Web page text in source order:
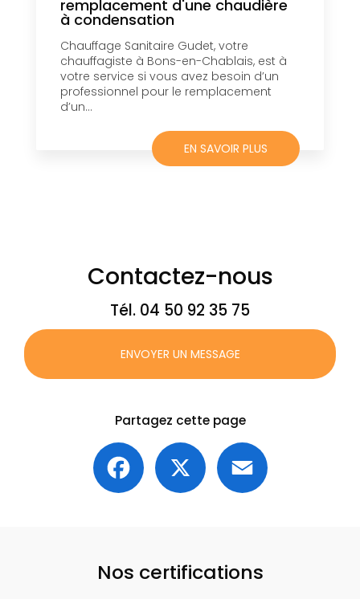
remplacement d'une chaudière
à condensation
Chauffage Sanitaire Gudet, votre
chauffagiste à Bons-en-Chablais, est à
votre service si vous avez besoin d’un
professionnel pour le remplacement
d’un...
EN SAVOIR PLUS
Contactez-nous
Tél. 04 50 92 35 75
ENVOYER UN MESSAGE
Partagez cette page
Facebook
Nos certifications